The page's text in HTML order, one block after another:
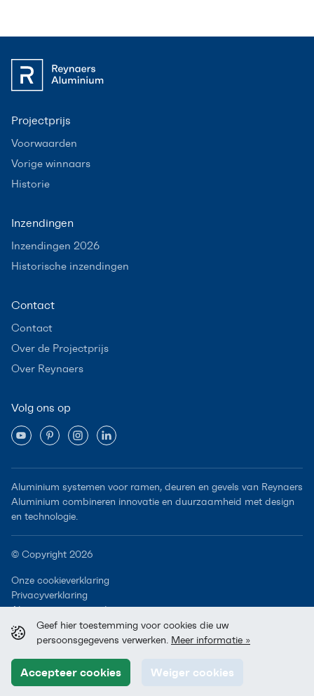
Geef hier toestemming voor cookies die uw
persoonsgegevens verwerken. Meer informatie »
Accepteer cookies Weiger cookies
Projectprijs
Voorwaarden
Vorige winnaars
Historie
Inzendingen
Inzendingen 2026
Historische inzendingen
Contact
Contact
Over de Projectprijs
Over Reynaers
Volg ons op
Aluminium systemen voor ramen, deuren en gevels van Reynaers
Aluminium combineren innovatie en duurzaamheid met design
en technologie.
© Copyright 2026
Onze cookieverklaring
Privacyverklaring
Algemene voorwaarden
A Reynaers Group Company